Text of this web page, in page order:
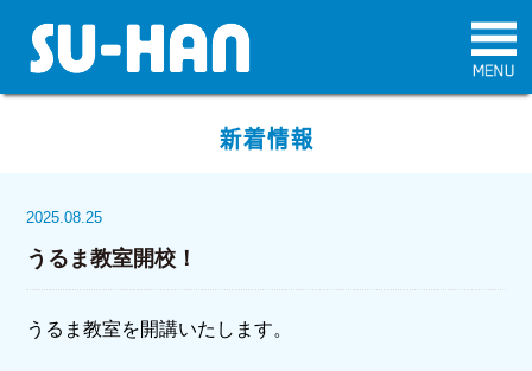
新着情報
2025.08.25
うるま教室開校！
うるま教室を開講いたします。